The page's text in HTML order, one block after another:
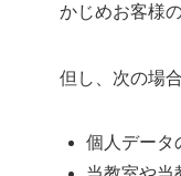
かじめお客様
但し、次の場
個人データ